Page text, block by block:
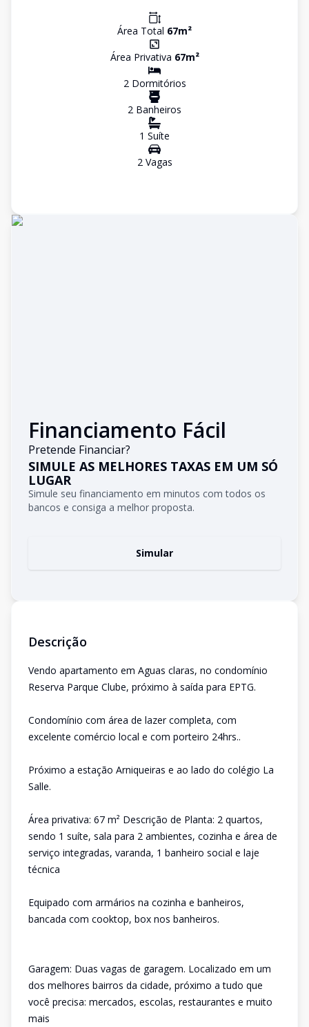
Área Total 67m²
Área Privativa 67m²
2Dormitórios
2 Banheiros
1 Suíte
2Vagas
Financiamento Fácil
Pretende Financiar?
SIMULE AS MELHORES TAXAS EM UM SÓ
LUGAR
Simule seu financiamento em minutos com todos os
bancos e consiga a melhor proposta.
Simular
Descrição
Vendo apartamento em Aguas claras, no condomínio
Reserva Parque Clube, próximo à saída para EPTG.
Condomínio com área de lazer completa, com
excelente comércio local e com porteiro 24hrs..
Próximo a estação Arniqueiras e ao lado do colégio La
Salle.
Área privativa: 67 m² Descrição de Planta: 2 quartos,
sendo 1 suíte, sala para 2 ambientes, cozinha e área de
serviço integradas, varanda, 1 banheiro social e laje
técnica
Equipado com armários na cozinha e banheiros,
bancada com cooktop, box nos banheiros.
Garagem: Duas vagas de garagem. Localizado em um
dos melhores bairros da cidade, próximo a tudo que
você precisa: mercados, escolas, restaurantes e muito
mais